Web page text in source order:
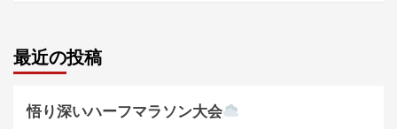
最近の投稿
悟り深いハーフマラソン大会